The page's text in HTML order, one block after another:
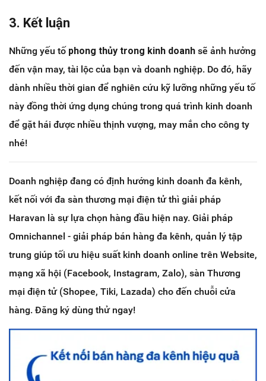
3. Kết luận
Những yếu tố phong thủy trong kinh doanh sẽ ảnh hưởng
đến vận may, tài lộc của bạn và doanh nghiệp. Do đó, hãy
dành nhiều thời gian để nghiên cứu kỹ lưỡng những yếu tố
này đồng thời ứng dụng chúng trong quá trình kinh doanh
để gặt hái được nhiều thịnh vượng, may mắn cho công ty
nhé!
Doanh nghiệp đang có định hướng kinh doanh đa kênh,
kết nối với đa sàn thương mại điện tử thì giải pháp
Haravan là sự lựa chọn hàng đầu hiện nay. Giải pháp
Omnichannel - giải pháp bán hàng đa kênh, quản lý tập
trung giúp tối ưu hiệu suất kinh doanh online trên Website,
mạng xã hội (Facebook, Instagram, Zalo), sàn Thương
mại điện tử (Shopee, Tiki, Lazada) cho đến chuỗi cửa
hàng. Đăng ký dùng thử ngay!